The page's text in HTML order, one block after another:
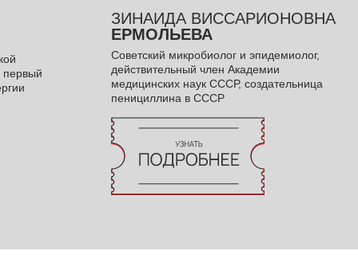
Советский микробиолог и эпидемиолог,
действительный член Академии
медицинских наук СССР, создательница
пенициллина в СССР
ЕРМОЛЬЕВА
ЗИНАИДА ВИССАРИОНОВНА
первый